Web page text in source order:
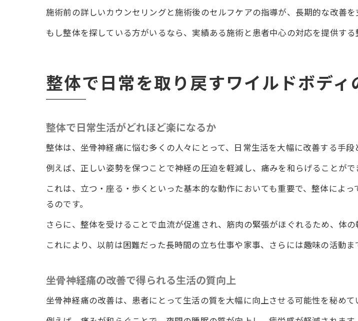
施術前の詳しいカウンセリングと施術後のセルフケアの指導が、長期的な改善を
もし整体を探している方がいるなら、実績ある施術と患者中心の対応を提供す
整体で日常を取り戻すワイルドボデ
整体で日常生活がどれほど楽になるか
整体は、坐骨神経痛に悩む多くの人々にとって、日常生活を大幅に改善する手段
例えば、正しい姿勢を保つことで神経の圧迫を軽減し、痛みを和らげることがで
これは、立つ・座る・歩くといった基本的な動作においても重要で、整体によ
るのです。
さらに、整体を受けることで血流が促進され、筋肉の緊張がほぐれるため、体の
これにより、以前は困難だった長時間の立ち仕事や家事、さらには趣味の活動
坐骨神経痛の改善で得られる生活の質向上
坐骨神経痛の改善は、患者にとって生活の質を大幅に向上させる可能性を秘めて